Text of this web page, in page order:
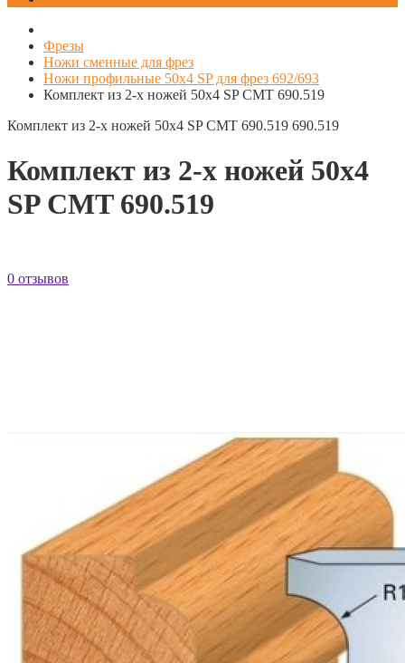
Фрезы
Ножи сменные для фрез
Ножи профильные 50x4 SP для фрез 692/693
Комплект из 2-х ножей 50x4 SP CMT 690.519
Комплект из 2-х ножей 50x4 SP CMT 690.519 690.519
Комплект из 2-х ножей 50x4
SP CMT 690.519
0 отзывов